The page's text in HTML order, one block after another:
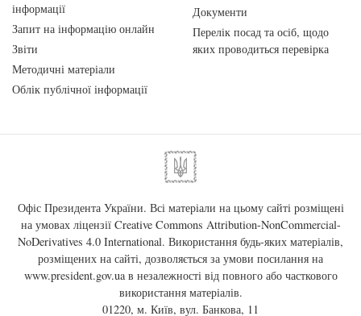
інформації
Запит на інформацію онлайн
Звіти
Методичні матеріали
Облік публічної інформації
Документи
Перелік посад та осіб, щодо
яких проводиться перевірка
Офіс Президента України. Всі матеріали на цьому сайті розміщені
на умовах ліцензії Creative Commons Attribution-NonCommercial-
NoDerivatives 4.0 International. Використання будь-яких матеріалів,
розміщених на сайті, дозволяється за умови посилання на
www.president.gov.uaв незалежності від повного або часткового
використання матеріалів.
01220, м. Київ, вул. Банкова, 11